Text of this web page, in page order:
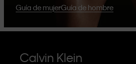
Guía de mujerGuía de hombre
Calvin Klein